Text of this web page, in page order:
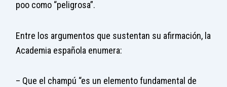
poo como “peligrosa”.
Entre los argumentos que sustentan su afirmación, la
Academia española enumera:
– Que el champú “es un elemento fundamental de